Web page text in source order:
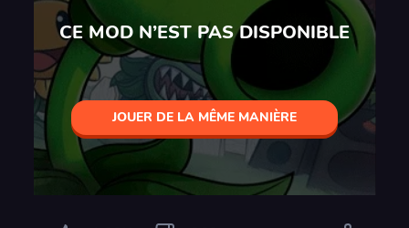
CE MOD N’EST PAS DISPONIBLE
JOUER DE LA MÊME MANIÈRE